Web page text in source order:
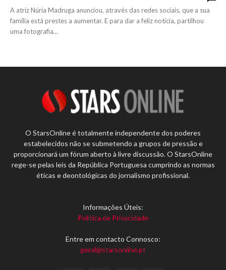
A atriz Núria Madruga anunciou, através das redes sociais, que a sua
família está prestes a aumentar. E para dar a feliz notícia, partilhou
uma fotografia...
O StarsOnline é totalmente independente dos poderes
estabelecidos não se submetendo a grupos de pressão e
proporcionará um fórum aberto à livre discussão. O StarsOnline
rege-se pelas leis da República Portuguesa cumprindo as normas
éticas e deontológicas do jornalismo profissional.
Informações Úteis:
Política de Privacidade
Entre em contacto Connosco:
geral@starsonline.pt